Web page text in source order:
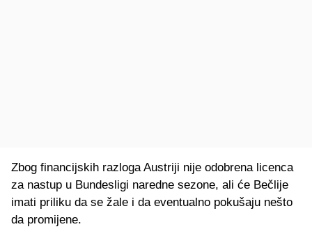
Zbog financijskih razloga Austriji nije odobrena licenca
za nastup u Bundesligi naredne sezone, ali će Bečlije
imati priliku da se žale i da eventualno pokušaju nešto
da promijene.